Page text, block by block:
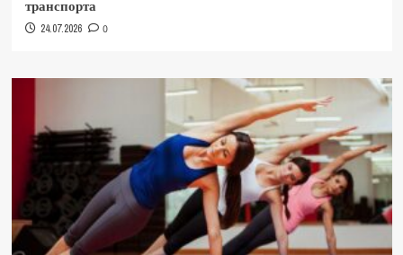
транспорта
24.07.2026 0